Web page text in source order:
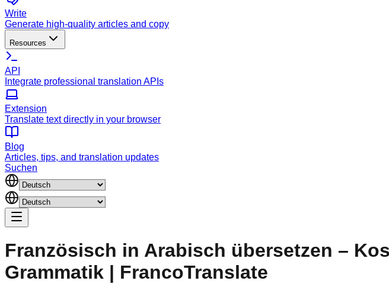
Write
Generate high-quality articles and copy
Resources
API
Integrate professional translation APIs
Extension
Translate text directly in your browser
Blog
Articles, tips, and translation updates
Suchen
Französisch in Arabisch übersetzen –
Grammatik | FrancoTranslate